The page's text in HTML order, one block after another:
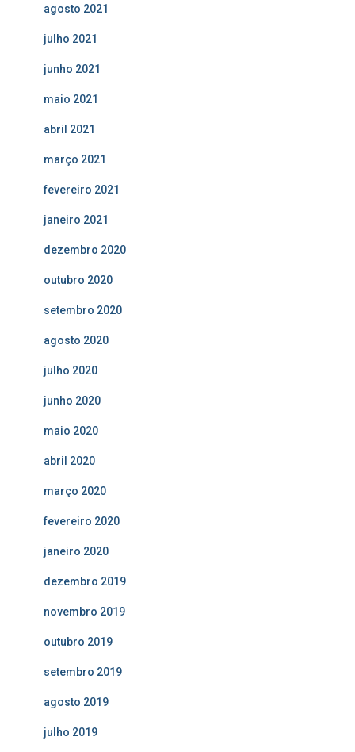
agosto 2021
julho 2021
junho 2021
maio 2021
abril 2021
março 2021
fevereiro 2021
janeiro 2021
dezembro 2020
outubro 2020
setembro 2020
agosto 2020
julho 2020
junho 2020
maio 2020
abril 2020
março 2020
fevereiro 2020
janeiro 2020
dezembro 2019
novembro 2019
outubro 2019
setembro 2019
agosto 2019
julho 2019